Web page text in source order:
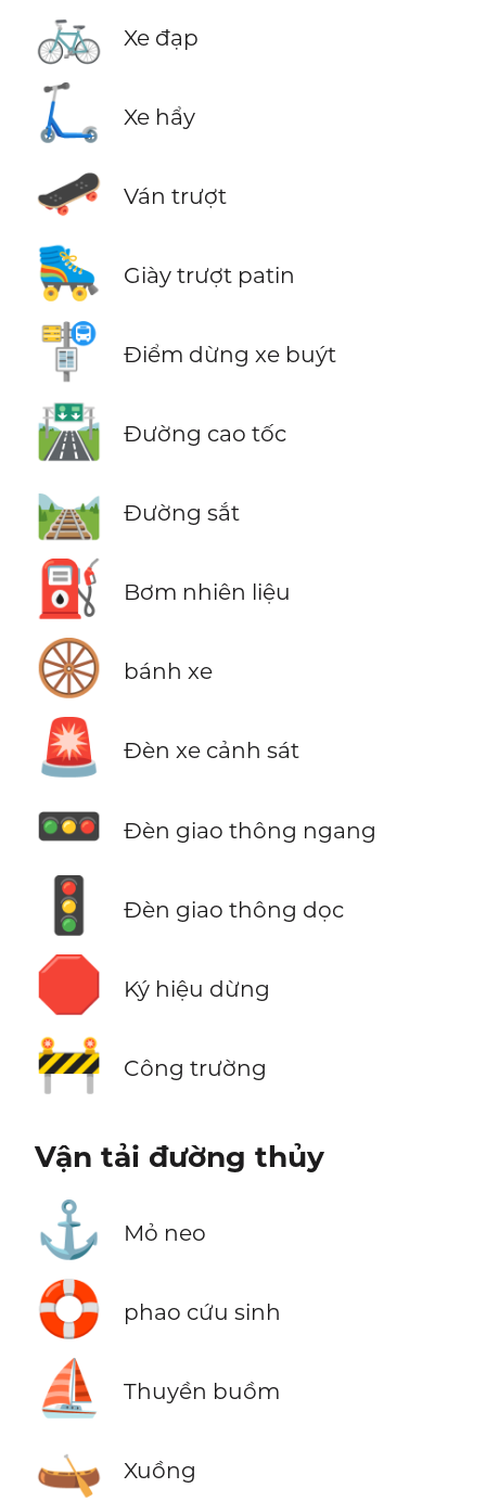
🚲 Xe đạp
🛴 Xe hẩy
🛹 Ván trượt
🛼 Giày trượt patin
🚏 Điểm dừng xe buýt
🛣️ Đường cao tốc
🛤️ Đường sắt
⛽ Bơm nhiên liệu
🛞 bánh xe
🚨 Đèn xe cảnh sát
🚥 Đèn giao thông ngang
🚦 Đèn giao thông dọc
🛑 Ký hiệu dừng
🚧 Công trường
Vận tải đường thủy
⚓ Mỏ neo
🛟 phao cứu sinh
⛵ Thuyền buồm
🛶 Xuồng